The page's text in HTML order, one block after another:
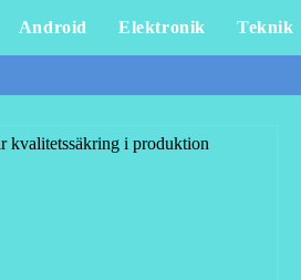
Android Elektronik Teknik